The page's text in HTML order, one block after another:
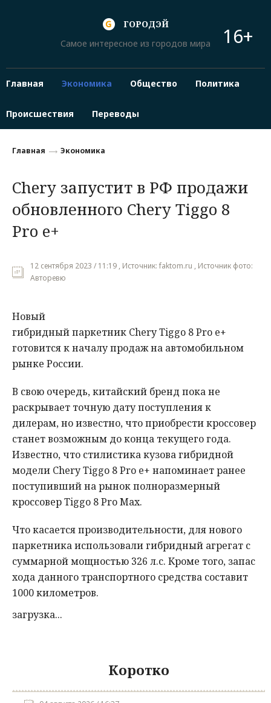
ГОРОДЭЙ
Самое интересное из городов мира
16+
Главная Экономика Общество Политика
Происшествия Переводы
Главная Экономика
Chery запустит в РФ продажи
обновленного Chery Tiggo 8
Pro e+
12 сентября 2023 / 11:19 , Источник: faktom.ru , Источник фото:
Авторевю
Новый
гибридный паркетник Chery Tiggo 8 Pro e+
готовится к началу продаж на автомобильном
рынке России.
В свою очередь, китайский бренд пока не
раскрывает точную дату поступления к
дилерам, но известно, что приобрести кроссовер
станет возможным до конца текущего года.
Известно, что стилистика кузова гибридной
модели Chery Tiggo 8 Pro e+ напоминает ранее
поступивший на рынок полноразмерный
кроссовер Tiggo 8 Pro Max.
Что касается производительности, для нового
паркетника использовали гибридный агрегат с
суммарной мощностью 326 л.с. Кроме того, запас
хода данного транспортного средства составит
1000 километров.
загрузка...
Коротко